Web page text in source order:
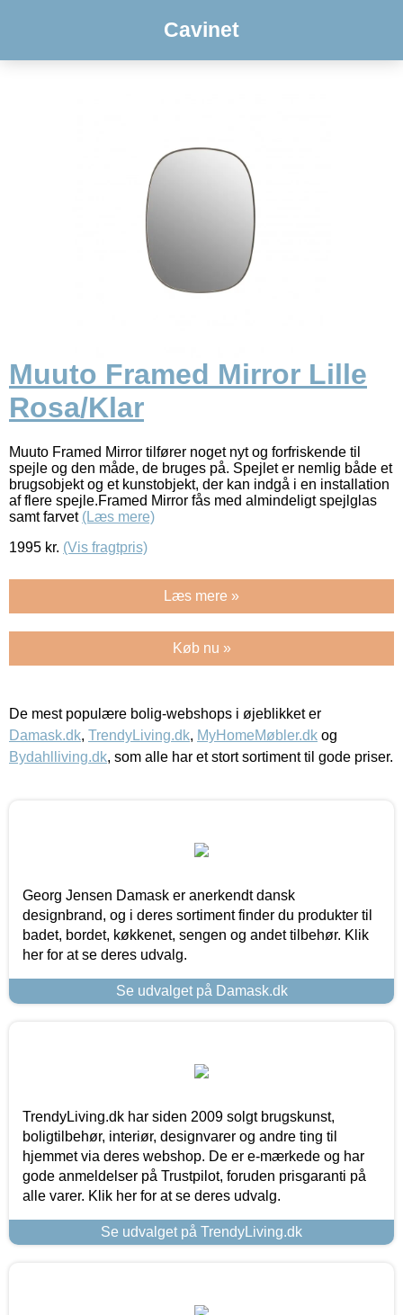
Cavinet
Muuto Framed Mirror Lille
Rosa/Klar
Muuto Framed Mirror tilfører noget nyt og forfriskende til
spejle og den måde, de bruges på. Spejlet er nemlig både et
brugsobjekt og et kunstobjekt, der kan indgå i en installation
af flere spejle.Framed Mirror fås med almindeligt spejlglas
samt farvet (Læs mere)
1995 kr. (Vis fragtpris)
Læs mere »
Køb nu »
De mest populære bolig-webshops i øjeblikket er
Damask.dk, TrendyLiving.dk, MyHomeMøbler.dk og
Bydahlliving.dk, som alle har et stort sortiment til gode priser.
Georg Jensen Damask er anerkendt dansk
designbrand, og i deres sortiment finder du produkter til
badet, bordet, køkkenet, sengen og andet tilbehør. Klik
her for at se deres udvalg.
Se udvalget på Damask.dk
TrendyLiving.dk har siden 2009 solgt brugskunst,
boligtilbehør, interiør, designvarer og andre ting til
hjemmet via deres webshop. De er e-mærkede og har
gode anmeldelser på Trustpilot, foruden prisgaranti på
alle varer. Klik her for at se deres udvalg.
Se udvalget på TrendyLiving.dk